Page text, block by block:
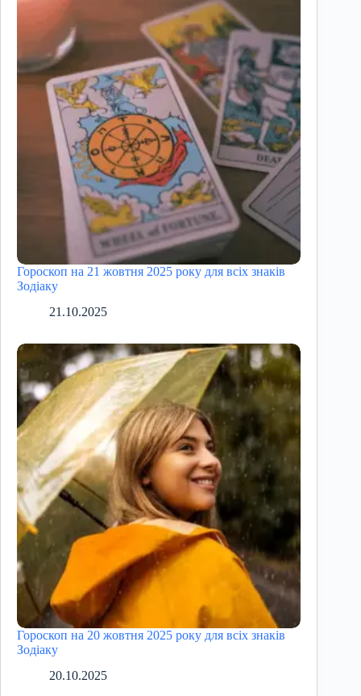
Гороскоп на 21 жовтня 2025 року для всіх знаків
Зодіаку
21.10.2025
Гороскоп на 20 жовтня 2025 року для всіх знаків
Зодіаку
20.10.2025